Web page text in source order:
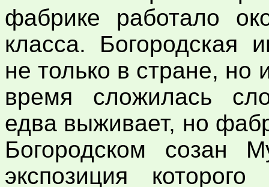
фабрике работало
класса. Богородская
не только в стране,
время сложилась
едва выживает, но
Богородском созан
экспозиция